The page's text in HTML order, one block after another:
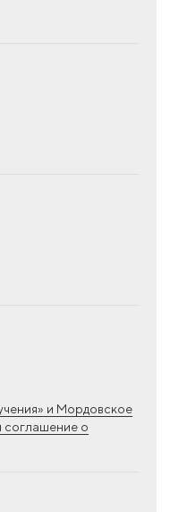
и Мордовское
соглашение о